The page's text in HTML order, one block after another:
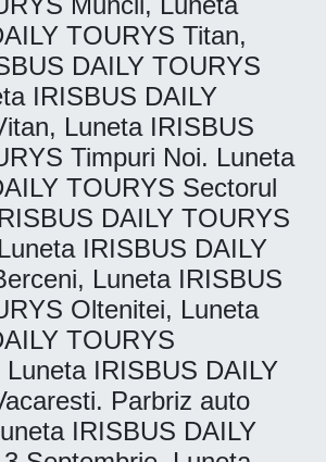
TOURYS Titan,
DAILY TOURYS
IRISBUS DAILY
Luneta IRISBUS
Timpuri Noi. Luneta
TOURYS Sectorul
DAILY TOURYS
IRISBUS DAILY
Luneta IRISBUS
Oltenitei, Luneta
TOURYS
Luneta IRISBUS DAILY
Parbriz auto
IRISBUS DAILY